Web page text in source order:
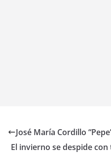
José María Cordillo
El invierno se despide